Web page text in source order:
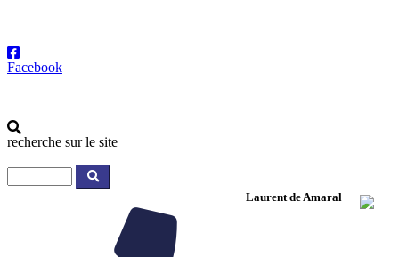
Facebook
recherche sur le site
Laurent de Amaral